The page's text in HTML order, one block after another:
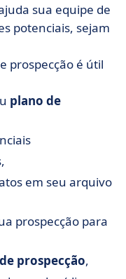
sua equipe de
potenciais, sejam
prospecção é útil
plano de
em seu arquivo
prospecção para
prospecção,